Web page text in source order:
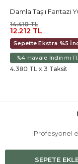
SEPETE
Damla Taşlı Fantazi
12.212 TL
14.410 TL
%4 Havale İndirimi
4.380 TL x 3 Taksit
Profesyonel